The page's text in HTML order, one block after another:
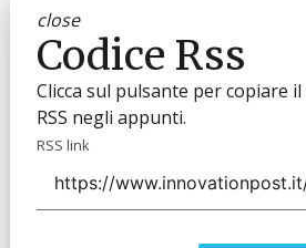
close
Codice Rss
Clicca sul pulsante per copiare
RSS negli appunti.
RSS link